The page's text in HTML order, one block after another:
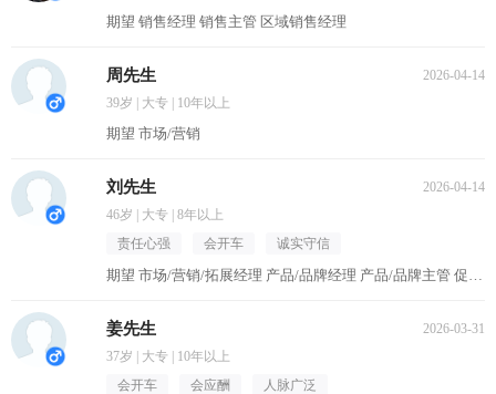
期望 销售经理 销售主管 区域销售经理
周先生
2026-04-14
39岁 | 大专 | 10年以上
期望 市场/营销
刘先生
2026-04-14
46岁 | 大专 | 8年以上
责任心强
会开车 诚实守信
期望 市场/营销/拓展经理 产品/品牌经理 产品/品牌主管 促销主管/督导 区域销售经理
姜先生
2026-03-31
37岁 | 大专 | 10年以上
会开车
会应酬 人脉广泛